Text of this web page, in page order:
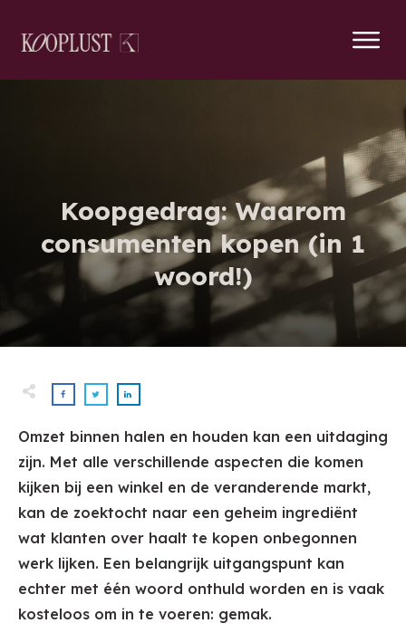
Koopgedrag: Waarom
consumenten kopen (in 1
woord!)
Omzet binnen halen en houden kan een uitdaging
zijn. Met alle verschillende aspecten die komen
kijken bij een winkel en de veranderende markt,
kan de zoektocht naar een geheim ingrediënt
wat klanten over haalt te kopen onbegonnen
werk lijken. Een belangrijk uitgangspunt kan
echter met één woord onthuld worden en is vaak
kosteloos om in te voeren: gemak.